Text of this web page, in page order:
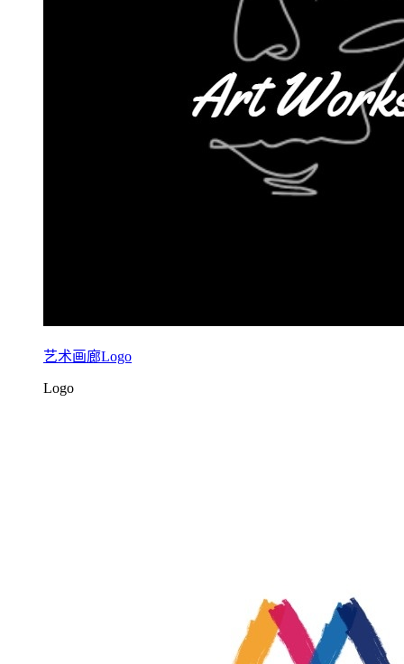
艺术画廊Logo
Logo